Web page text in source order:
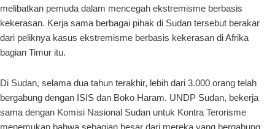
melibatkan pemuda dalam mencegah ekstremisme berbasis
kekerasan. Kerja sama berbagai pihak di Sudan tersebut berakar
dari peliknya kasus ekstremisme berbasis kekerasan di Afrika
bagian Timur itu.
Di Sudan, selama dua tahun terakhir, lebih dari 3.000 orang telah
bergabung dengan ISIS dan Boko Haram. UNDP Sudan, bekerja
sama dengan Komisi Nasional Sudan untuk Kontra Terorisme